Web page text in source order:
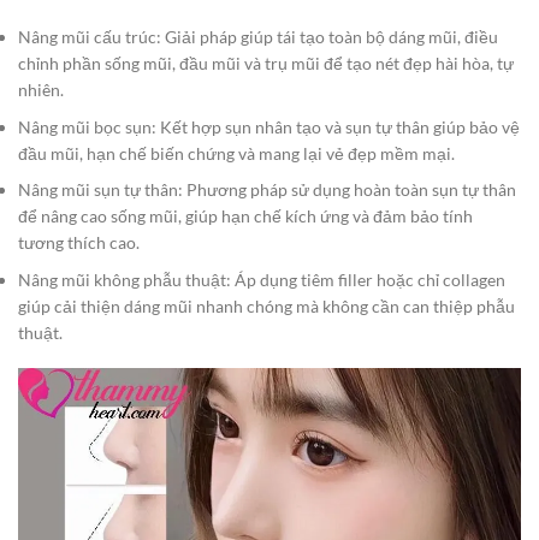
Nâng mũi cấu trúc: Giải pháp giúp tái tạo toàn bộ dáng mũi, điều
chỉnh phần sống mũi, đầu mũi và trụ mũi để tạo nét đẹp hài hòa, tự
nhiên.
Nâng mũi bọc sụn: Kết hợp sụn nhân tạo và sụn tự thân giúp bảo vệ
đầu mũi, hạn chế biến chứng và mang lại vẻ đẹp mềm mại.
Nâng mũi sụn tự thân: Phương pháp sử dụng hoàn toàn sụn tự thân
để nâng cao sống mũi, giúp hạn chế kích ứng và đảm bảo tính
tương thích cao.
Nâng mũi không phẫu thuật: Áp dụng tiêm filler hoặc chỉ collagen
giúp cải thiện dáng mũi nhanh chóng mà không cần can thiệp phẫu
thuật.